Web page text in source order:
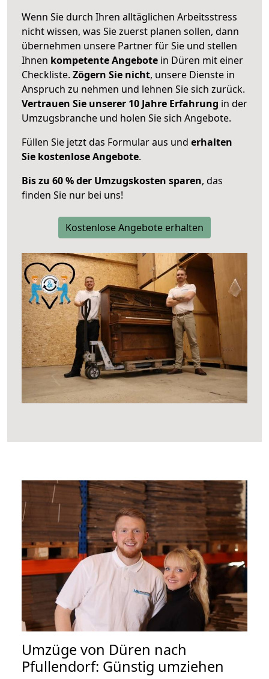
Wenn Sie durch Ihren alltäglichen Arbeitsstress
nicht wissen, was Sie zuerst planen sollen, dann
übernehmen unsere Partner für Sie und stellen
Ihnen kompetente Angebote in Düren mit einer
Checkliste. Zögern Sie nicht, unsere Dienste in
Anspruch zu nehmen und lehnen Sie sich zurück.
Vertrauen Sie unserer 10 Jahre Erfahrung in der
Umzugsbranche und holen Sie sich Angebote.
Füllen Sie jetzt das Formular aus und erhalten
Sie kostenlose Angebote.
Bis zu 60 % der Umzugskosten sparen, das
finden Sie nur bei uns!
Kostenlose Angebote erhalten
Umzüge von Düren nach
Pfullendorf: Günstig umziehen